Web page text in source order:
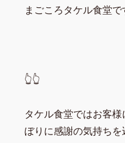
まごころタケル食堂で
👆👆
タケル食堂ではお客
ぼりに感謝の気持ちを